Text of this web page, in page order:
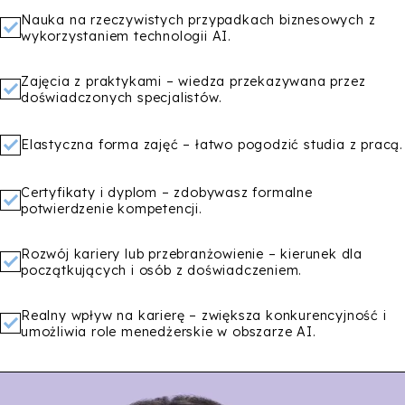
Nauka na rzeczywistych przypadkach biznesowych z
wykorzystaniem technologii AI.
Zajęcia z praktykami – wiedza przekazywana przez
doświadczonych specjalistów.
Elastyczna forma zajęć – łatwo pogodzić studia z pracą.
Certyfikaty i dyplom – zdobywasz formalne
potwierdzenie kompetencji.
Rozwój kariery lub przebranżowienie – kierunek dla
początkujących i osób z doświadczeniem.
Realny wpływ na karierę – zwiększa konkurencyjność i
umożliwia role menedżerskie w obszarze AI.